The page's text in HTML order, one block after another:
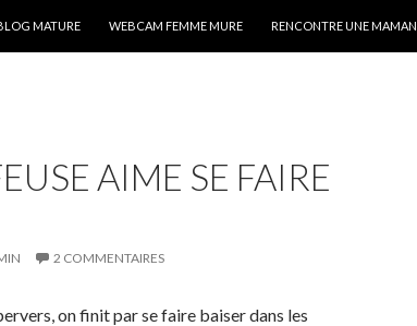
MATURE
WEBCAM FEMME MURE RENCONTRE UNE MAMAN
AIME SE FAIRE
2 COMMENTAIRES
on finit par se faire baiser dans les